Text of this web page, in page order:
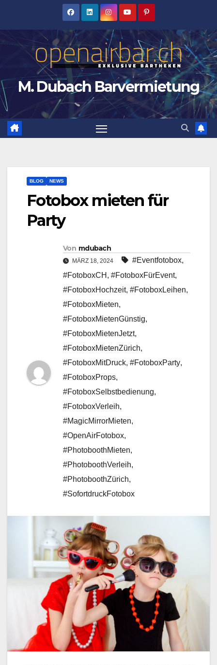
M. Dubach Barvermietung
BLOG NEWS
Fotobox mieten für
Party
Von mdubach
MÄRZ 18, 2024 #Eventfotobox,
#FotoboxCH , #FotoboxFürEvent,
#FotoboxHochzeit, #FotoboxLeihen,
#FotoboxMieten,
#FotoboxMietenGünstig,
#FotoboxMietenJetzt,
#FotoboxMietenZürich,
#FotoboxMitDruck, #FotoboxParty,
#FotoboxProps,
#FotoboxSelbstbedienung,
#FotoboxVerleih,
#MagicMirrorMieten,
#OpenAirFotobox,
#PhotoboothMieten,
#PhotoboothVerleih,
#PhotoboothZürich,
#SofortdruckFotobox